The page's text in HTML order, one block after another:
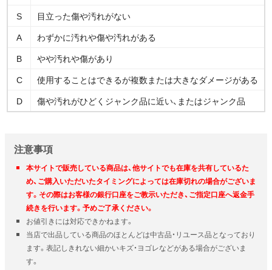
S
目立った傷や汚れがない
A
わずかに汚れや傷や汚れがある
B
やや汚れや傷があり
C
使用することはできるが複数または大きなダメージがある
D
傷や汚れがひどくジャンク品に近い、またはジャンク品
注意事項
本サイトで販売している商品は、他サイトでも在庫を共有しているた
め、ご購入いただいたタイミングによっては在庫切れの場合がございま
す。その際はお客様の銀行口座をご教示いただき、ご指定口座へ返金手
続きを行います。予めご了承ください。
お値引きには対応できかねます。
当店で出品している商品のほとんどは中古品・リユース品となっており
ます。表記しきれない細かいキズ・ヨゴレなどがある場合がございま
す。